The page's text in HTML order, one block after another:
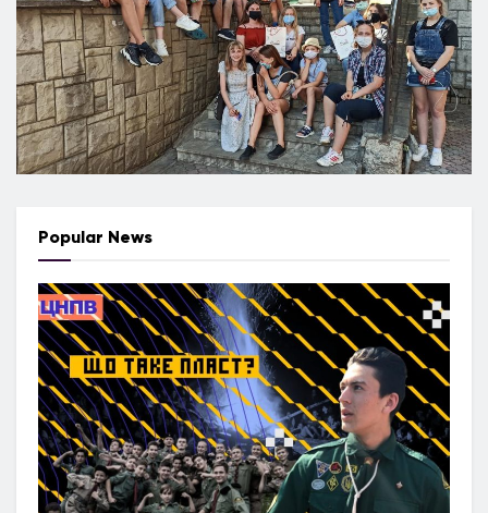
Popular News